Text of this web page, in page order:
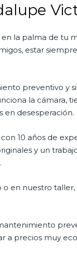
la palma de tu
estar
preventivo y
la cámara,
en desesperación.
10 años de
y un
en nuestro
a precios muy